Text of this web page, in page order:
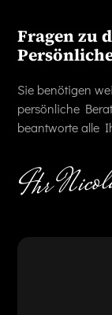
Fragen zu
Sie benötigen
persönliche
beantworte alle